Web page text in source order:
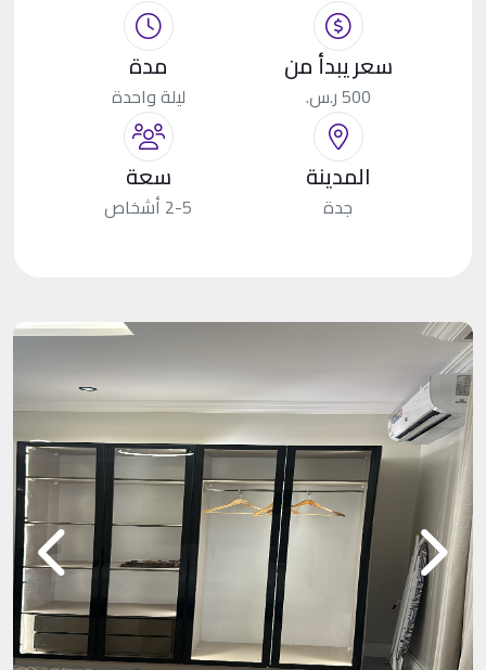
سعر يبدأ من
500 ر.س.
مدة
ليلة واحدة
المدينة
جدة
سعة
2-5 أشخاص